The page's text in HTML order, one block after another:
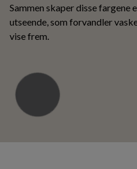
Sammen skaper disse
utseende, som forvandler
vise frem.